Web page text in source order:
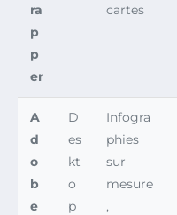
ra
p
p
er
cartes
A
d
o
b
e
D
es
kt
o
p
Infogra
phies
sur
mesure
,